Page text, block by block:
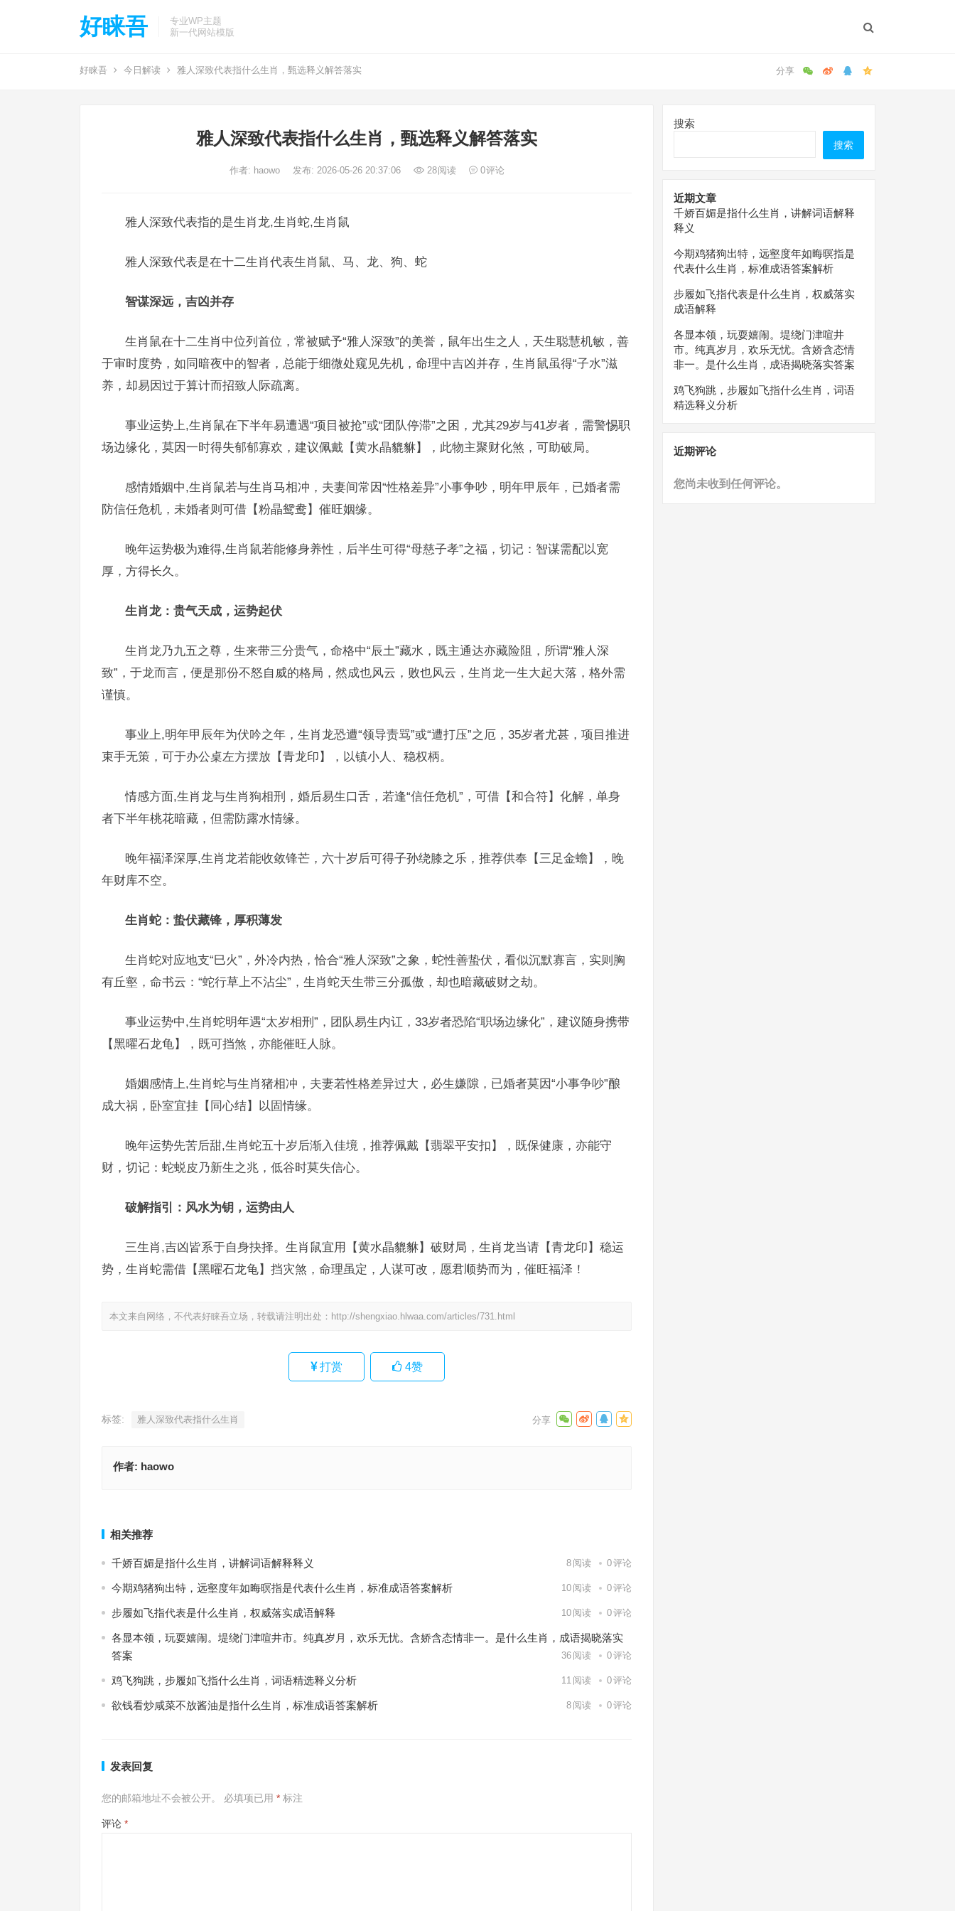
好睐吾
专业WP主题
新一代网站模版
好睐吾 今日解读 雅人深致代表指什么生肖，甄选释义解答落实
雅人深致代表指什么生肖，甄选释义解答落实
作者: haowo 发布: 2026-05-26 20:37:06 28阅读 0评论
雅人深致代表指的是生肖龙,生肖蛇,生肖鼠
雅人深致代表是在十二生肖代表生肖鼠、马、龙、狗、蛇
智谋深远，吉凶并存
生肖鼠在十二生肖中位列首位，常被赋予“雅人深致”的美誉，鼠年出生之人，天生聪慧机敏，善
于审时度势，如同暗夜中的智者，总能于细微处窥见先机，命理中吉凶并存，生肖鼠虽得“子水”滋
养，却易因过于算计而招致人际疏离。
事业运势上,生肖鼠在下半年易遭遇“项目被抢”或“团队停滞”之困，尤其29岁与41岁者，需警惕职
场边缘化，莫因一时得失郁郁寡欢，建议佩戴【黄水晶貔貅】，此物主聚财化煞，可助破局。
感情婚姻中,生肖鼠若与生肖马相冲，夫妻间常因“性格差异”小事争吵，明年甲辰年，已婚者需
防信任危机，未婚者则可借【粉晶鸳鸯】催旺姻缘。
晚年运势极为难得,生肖鼠若能修身养性，后半生可得“母慈子孝”之福，切记：智谋需配以宽
厚，方得长久。
生肖龙：贵气天成，运势起伏
生肖龙乃九五之尊，生来带三分贵气，命格中“辰土”藏水，既主通达亦藏险阻，所谓“雅人深
致”，于龙而言，便是那份不怒自威的格局，然成也风云，败也风云，生肖龙一生大起大落，格外需
谨慎。
事业上,明年甲辰年为伏吟之年，生肖龙恐遭“领导责骂”或“遭打压”之厄，35岁者尤甚，项目推进
束手无策，可于办公桌左方摆放【青龙印】，以镇小人、稳权柄。
情感方面,生肖龙与生肖狗相刑，婚后易生口舌，若逢“信任危机”，可借【和合符】化解，单身
者下半年桃花暗藏，但需防露水情缘。
晚年福泽深厚,生肖龙若能收敛锋芒，六十岁后可得子孙绕膝之乐，推荐供奉【三足金蟾】，晚
年财库不空。
生肖蛇：蛰伏藏锋，厚积薄发
生肖蛇对应地支“巳火”，外冷内热，恰合“雅人深致”之象，蛇性善蛰伏，看似沉默寡言，实则胸
有丘壑，命书云：“蛇行草上不沾尘”，生肖蛇天生带三分孤傲，却也暗藏破财之劫。
事业运势中,生肖蛇明年遇“太岁相刑”，团队易生内讧，33岁者恐陷“职场边缘化”，建议随身携带
【黑曜石龙龟】，既可挡煞，亦能催旺人脉。
婚姻感情上,生肖蛇与生肖猪相冲，夫妻若性格差异过大，必生嫌隙，已婚者莫因“小事争吵”酿
成大祸，卧室宜挂【同心结】以固情缘。
晚年运势先苦后甜,生肖蛇五十岁后渐入佳境，推荐佩戴【翡翠平安扣】，既保健康，亦能守
财，切记：蛇蜕皮乃新生之兆，低谷时莫失信心。
破解指引：风水为钥，运势由人
三生肖,吉凶皆系于自身抉择。生肖鼠宜用【黄水晶貔貅】破财局，生肖龙当请【青龙印】稳运
势，生肖蛇需借【黑曜石龙龟】挡灾煞，命理虽定，人谋可改，愿君顺势而为，催旺福泽！
本文来自网络，不代表好睐吾立场，转载请注明出处： http://shengxiao.hlwaa.com/articles/731.html
打赏 4赞
标签: 雅人深致代表指什么生肖
作者: haowo
相关推荐
千娇百媚是指什么生肖，讲解词语解释释义 8 阅读 0评论
今期鸡猪狗出特，远壑度年如晦暝指是代表什么生肖，标准成语答案解析 10 阅读 0评论
步履如飞指代表是什么生肖，权威落实成语解释 10 阅读 0评论
各显本领，玩耍嬉闹。堤绕门津喧井市。纯真岁月，欢乐无忧。含娇含态情非一。是什么生肖，成语揭晓落实
答案
36 阅读 0评论
鸡飞狗跳，步履如飞指什么生肖，词语精选释义分析 11 阅读 0评论
欲钱看炒咸菜不放酱油是指什么生肖，标准成语答案解析 8 阅读 0评论
发表回复
您的邮箱地址不会被公开。 必填项已用 * 标注
评论 *
搜索
搜索
近期文章
千娇百媚是指什么生肖，讲解词语解释
释义
今期鸡猪狗出特，远壑度年如晦暝指是
代表什么生肖，标准成语答案解析
步履如飞指代表是什么生肖，权威落实
成语解释
各显本领，玩耍嬉闹。堤绕门津喧井
市。纯真岁月，欢乐无忧。含娇含态情
非一。是什么生肖，成语揭晓落实答案
鸡飞狗跳，步履如飞指什么生肖，词语
精选释义分析
近期评论
您尚未收到任何评论。